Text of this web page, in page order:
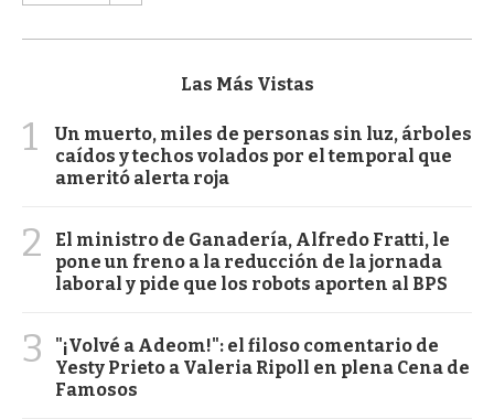
Las Más Vistas
1
Un muerto, miles de personas sin luz, árboles
caídos y techos volados por el temporal que
ameritó alerta roja
2
El ministro de Ganadería, Alfredo Fratti, le
pone un freno a la reducción de la jornada
laboral y pide que los robots aporten al BPS
3
"¡Volvé a Adeom!": el filoso comentario de
Yesty Prieto a Valeria Ripoll en plena Cena de
Famosos